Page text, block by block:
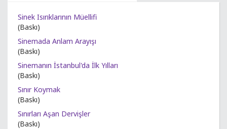
Sinek Isırıklarının Müellifi
(Baskı)
Sinemada Anlam Arayışı
(Baskı)
Sinemanın İstanbul'da İlk Yılları
(Baskı)
Sınır Koymak
(Baskı)
Sınırları Aşan Dervişler
(Baskı)